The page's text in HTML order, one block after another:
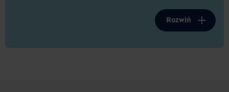
Zapomnij o podróży do Włoch czy wychodzeniu
Rozwiń